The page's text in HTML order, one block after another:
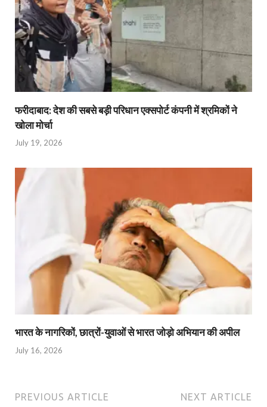
फरीदाबाद: देश की सबसे बड़ी परिधान एक्सपोर्ट कंपनी में श्रमिकों ने
खोला मोर्चा
July 19, 2026
भारत के नागरिकों, छात्रों-युवाओं से भारत जोड़ो अभियान की अपील
July 16, 2026
PREVIOUS ARTICLE NEXT ARTICLE